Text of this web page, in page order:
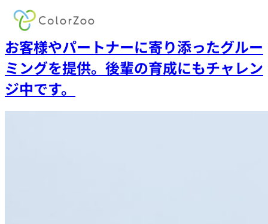
内
容
を
ス
キ
ッ
お客様やパートナーに寄り添ったグルー
ミングを提供。後輩の育成にもチャレン
ジ中です。